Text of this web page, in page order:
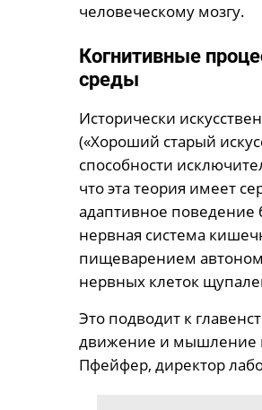
человеческому мозгу.
Когнитивные
среды
Исторически
(«Хороший старый
способности
что эта теория имеет
адаптивное поведение
нервная система
пищеварением
нервных клеток
Это подводит к
движение и мышление
Пфейфер, директор